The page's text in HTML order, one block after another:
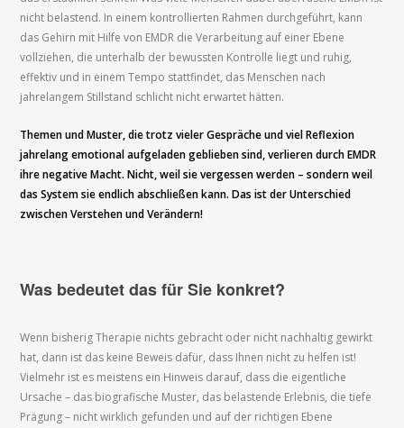
nicht belastend. In einem kontrollierten Rahmen durchgeführt, kann
das Gehirn mit Hilfe von EMDR die Verarbeitung auf einer Ebene
vollziehen, die unterhalb der bewussten Kontrolle liegt und ruhig,
effektiv und in einem Tempo stattfindet, das Menschen nach
jahrelangem Stillstand schlicht nicht erwartet hätten.
Themen und Muster, die trotz vieler Gespräche und viel Reflexion
jahrelang emotional aufgeladen geblieben sind, verlieren durch EMDR
ihre negative Macht. Nicht, weil sie vergessen werden – sondern weil
das System sie endlich abschließen kann. Das ist der Unterschied
zwischen Verstehen und Verändern!
Was bedeutet das für Sie konkret?
Wenn bisherig Therapie nichts gebracht oder nicht nachhaltig gewirkt
hat, dann ist das keine Beweis dafür, dass Ihnen nicht zu helfen ist!
Vielmehr ist es meistens ein Hinweis darauf, dass die eigentliche
Ursache – das biografische Muster, das belastende Erlebnis, die tiefe
Prägung – nicht wirklich gefunden und auf der richtigen Ebene